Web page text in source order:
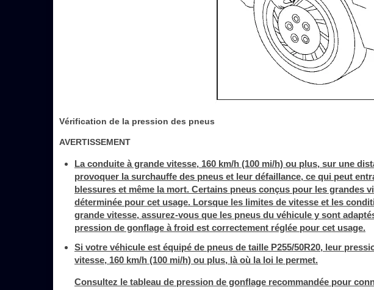
Vérification de la pression des pneus
AVERTISSEMENT
La conduite à grande vitesse, 160 km/h (100 mi/h) ou plus, sur une
provoquer la surchauffe des pneus et leur défaillance, ce qui peut
blessures et même la mort. Certains pneus conçus pour les grandes
déterminée pour cet usage. Lorsque les limites de vitesse et les
grande vitesse, assurez-vous que les pneus du véhicule y sont
pression de gonflage à froid est correctement réglée pour cet usage.
Si votre véhicule est équipé de pneus de taille P255/50R20, leur
vitesse, 160 km/h (100 mi/h) ou plus, là où la loi le permet.
Consultez le tableau de pression de gonflage recommandée pour